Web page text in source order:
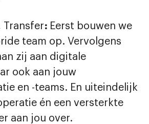
Transfer: Eerst bouwen we
team op. Vervolgens
zij aan digitale
ook aan jouw
en -teams. En uiteindelijk
én een versterkte
aan jou over.